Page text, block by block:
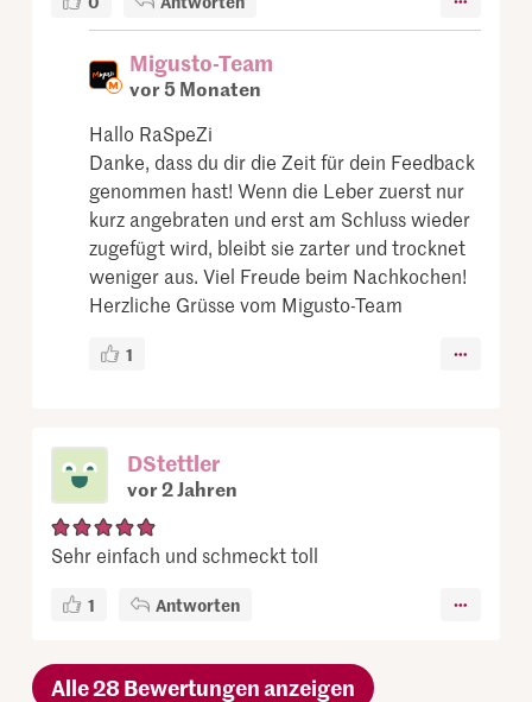
Migusto-Team
vor 5 Monaten
Hallo RaSpeZi
Danke, dass du dir die Zeit für dein Feedback
genommen hast! Wenn die Leber zuerst nur
kurz angebraten und erst am Schluss wieder
zugefügt wird, bleibt sie zarter und trocknet
weniger aus. Viel Freude beim Nachkochen!
Herzliche Grüsse vom Migusto-Team
1
DStettler
vor 2 Jahren
Sehr einfach und schmeckt toll
1 Antworten
Alle 28 Bewertungen anzeigen